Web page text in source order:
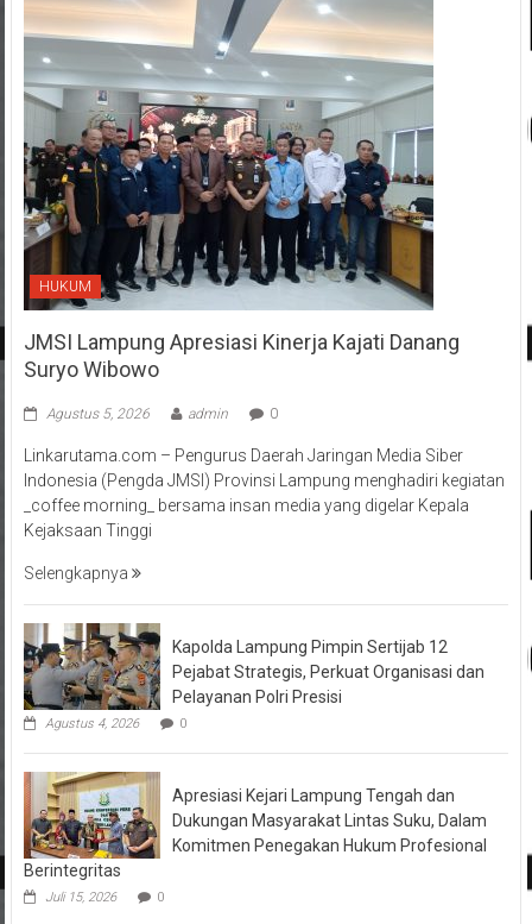
HUKUM
JMSI Lampung Apresiasi Kinerja Kajati Danang
Suryo Wibowo
Agustus 5, 2026 admin 0
Linkarutama.com – Pengurus Daerah Jaringan Media Siber
Indonesia (Pengda JMSI) Provinsi Lampung menghadiri kegiatan
_coffee morning_ bersama insan media yang digelar Kepala
Kejaksaan Tinggi
Selengkapnya
Kapolda Lampung Pimpin Sertijab 12
Pejabat Strategis, Perkuat Organisasi dan
Pelayanan Polri Presisi
Agustus 4, 2026 0
Apresiasi Kejari Lampung Tengah dan
Dukungan Masyarakat Lintas Suku, Dalam
Komitmen Penegakan Hukum Profesional
Berintegritas
Juli 15, 2026 0